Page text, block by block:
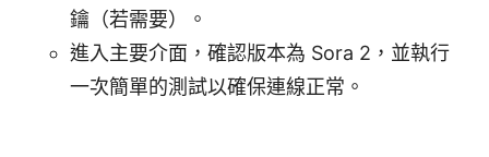
鑰（若需要）。
進入主要介面，確認版本為 Sora 2，並執行
一次簡單的測試以確保連線正常。